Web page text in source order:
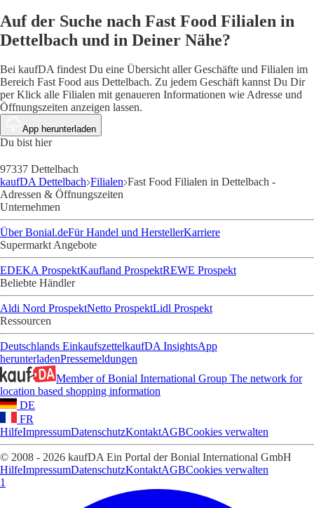
Auf der Suche nach Fast Food Filialen in
Dettelbach und in Deiner Nähe?
Bei kaufDA findest Du eine Übersicht aller Geschäfte und Filialen im
Bereich Fast Food aus Dettelbach. Zu jedem Geschäft kannst Du Dir
per Klick alle Filialen mit genaueren Informationen wie Adresse und
Öffnungszeiten anzeigen lassen.
App herunterladen
Du bist hier
97337 Dettelbach
kaufDA Dettelbach Filialen Fast Food Filialen in Dettelbach -
Adressen & Öffnungszeiten
Unternehmen
Über Bonial.deFür Handel und HerstellerKarriere
Supermarkt Angebote
EDEKA ProspektKaufland ProspektREWE Prospekt
Beliebte Händler
Aldi Nord ProspektNetto ProspektLidl Prospekt
Ressourcen
Deutschlands EinkaufszettelkaufDA InsightsApp
herunterladenPressemeldungen
Member of Bonial International Group The network for
location based shopping information
DE
FR
HilfeImpressumDatenschutzKontaktAGBCookies verwalten
© 2008 - 2026 kaufDA Ein Portal der Bonial International GmbH
HilfeImpressumDatenschutzKontaktAGBCookies verwalten
1